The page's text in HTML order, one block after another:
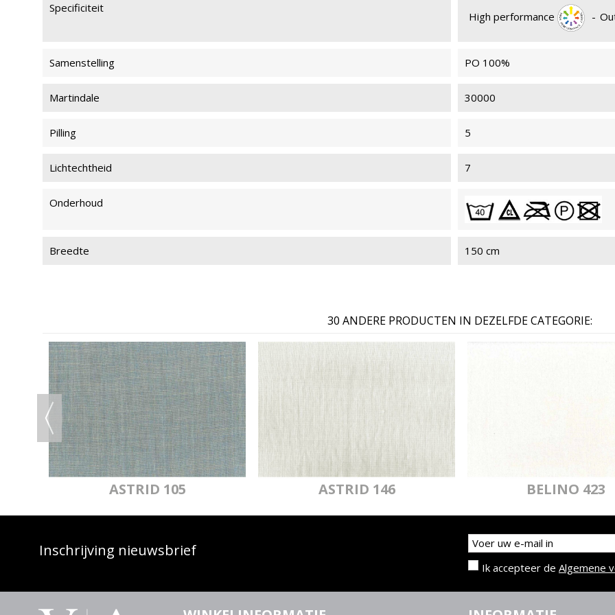
Specificiteit
High performance -
Samenstelling PO 100%
Martindale 30000
Pilling 5
Lichtechtheid 7
Onderhoud
Breedte 150 cm
30 ANDERE PRODUCTEN IN DEZELFDE CATEGORIE:
ASTRID 105 ASTRID 146 BELINO 423
Inschrijving nieuwsbrief
Ik accepteer de Algemene